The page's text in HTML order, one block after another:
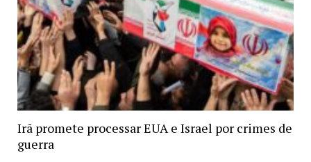
Irã promete processar EUA e Israel por crimes de
guerra